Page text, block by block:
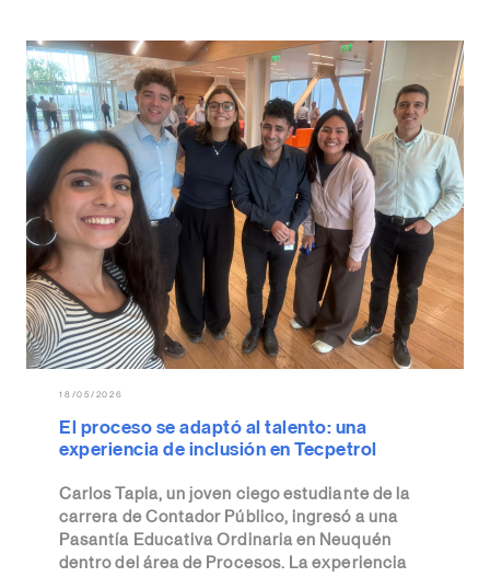
18/05/2026
El proceso se adaptó al talento: una
experiencia de inclusión en Tecpetrol
Carlos Tapia, un joven ciego estudiante de la
carrera de Contador Público, ingresó a una
Pasantía Educativa Ordinaria en Neuquén
dentro del área de Procesos. La experiencia